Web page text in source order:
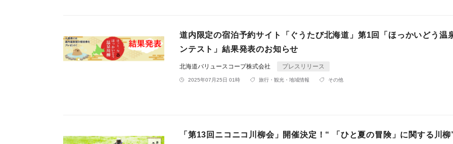
道内限定の宿泊予約サイト「ぐうたび北海道」第1回「ほっかいどう温
ンテスト」結果発表のお知らせ
北海道バリュースコープ株式会社 プレスリリース
2025年07月25日 01時 旅行・観光・地域情報 その他
「第13回ニコニコ川柳会」開催決定！“ 「ひと夏の冒険」に関する川